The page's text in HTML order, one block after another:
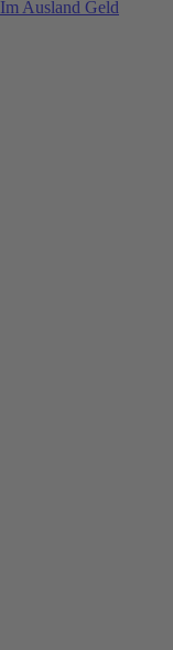
Im Ausland Geld